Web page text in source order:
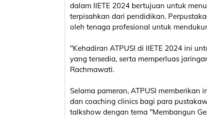
dalam IIETE 2024 bertujuan untuk
terpisahkan dari pendidikan.
oleh tenaga profesional untuk
"Kehadiran ATPUSI di IIETE 2024 ini
yang tersedia, serta memperluas
Rachmawati.
Selama pameran, ATPUSI
dan coaching clinics bagi para
talkshow dengan tema "Membangun